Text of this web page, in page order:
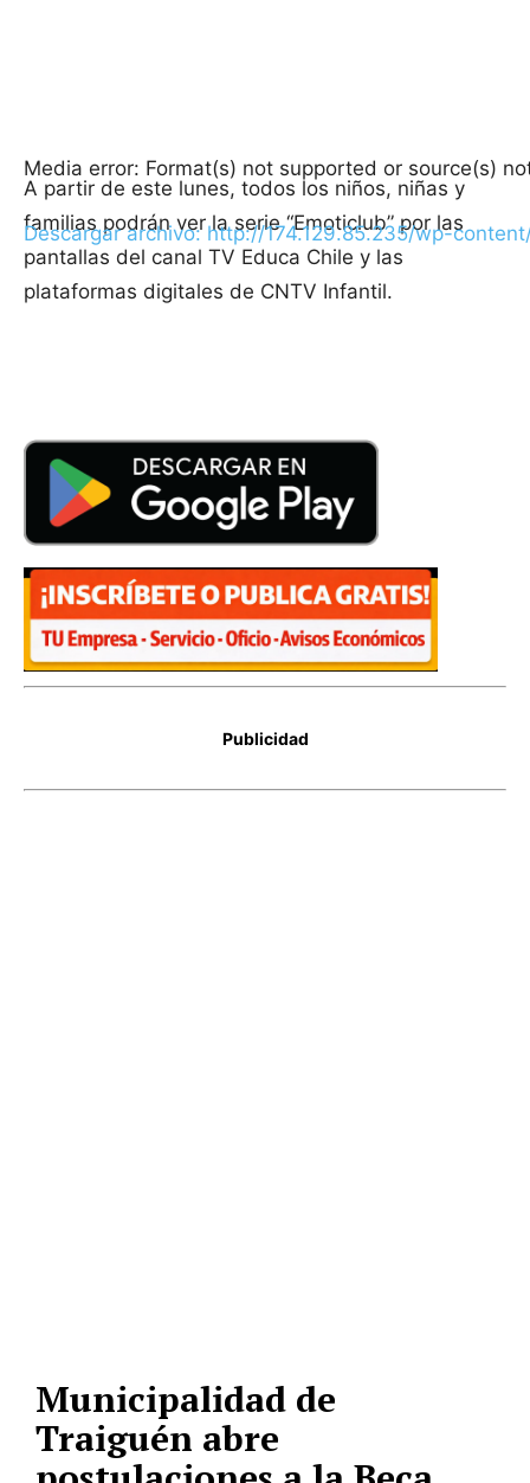
Media error: Format(s) not supported or source(s)
Descargar archivo: http://174.129.85.235/wp-
A partir de este lunes, todos los niños, niñas y
familias podrán ver la serie “Emoticlub” por las
pantallas del canal TV Educa Chile y las
plataformas digitales de CNTV Infantil.
Publicidad